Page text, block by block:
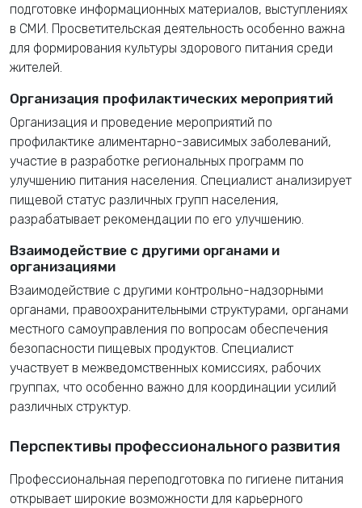
подготовке информационных материалов, выступлениях
в СМИ. Просветительская деятельность особенно важна
для формирования культуры здорового питания среди
жителей.
Организация профилактических мероприятий
Организация и проведение мероприятий по
профилактике алиментарно-зависимых заболеваний,
участие в разработке региональных программ по
улучшению питания населения. Специалист анализирует
пищевой статус различных групп населения,
разрабатывает рекомендации по его улучшению.
Взаимодействие с другими органами и
организациями
Взаимодействие с другими контрольно-надзорными
органами, правоохранительными структурами, органами
местного самоуправления по вопросам обеспечения
безопасности пищевых продуктов. Специалист
участвует в межведомственных комиссиях, рабочих
группах, что особенно важно для координации усилий
различных структур.
Перспективы профессионального развития
Профессиональная переподготовка по гигиене питания
открывает широкие возможности для карьерного